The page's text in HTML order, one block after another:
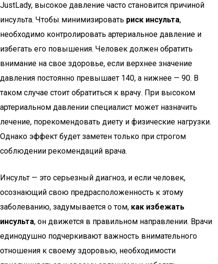
JustLady, высокое давление часто становится причиной
инсульта. Чтобы минимизировать риск инсульта,
необходимо контролировать артериальное давление и
избегать его повышения. Человек должен обратить
внимание на свое здоровье, если верхнее значение
давления постоянно превышает 140, а нижнее — 90. В
таком случае стоит обратиться к врачу. При высоком
артериальном давлении специалист может назначить
лечение, порекомендовать диету и физические нагрузки.
Однако эффект будет заметен только при строгом
соблюдении рекомендаций врача.
Инсульт — это серьезный диагноз, и если человек,
осознающий свою предрасположенность к этому
заболеванию, задумывается о том, как избежать
инсульта, он движется в правильном направлении. Врачи
единодушно подчеркивают важность внимательного
отношения к своему здоровью, необходимости